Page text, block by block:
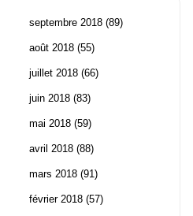
septembre 2018 (89)
août 2018 (55)
juillet 2018 (66)
juin 2018 (83)
mai 2018 (59)
avril 2018 (88)
mars 2018 (91)
février 2018 (57)